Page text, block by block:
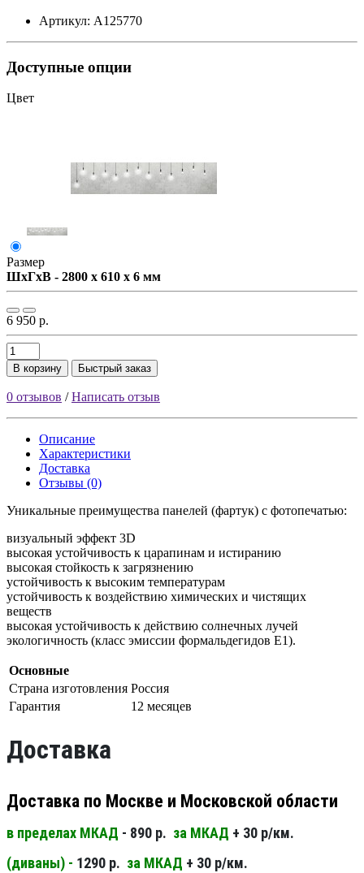
Артикул: А125770
Доступные опции
Цвет
Размер
ШxГxВ - 2800 x 610 x 6 мм
6 950 р.
В корзину Быстрый заказ
0 отзывов /Написать отзыв
Описание
Характеристики
Доставка
Отзывы (0)
Уникальные преимущества панелей (фартук) с фотопечатью:
визуальный эффект 3D
высокая устойчивость к царапинам и истиранию
высокая стойкость к загрязнению
устойчивость к высоким температурам
устойчивость к воздействию химических и чистящих
веществ
высокая устойчивость к действию солнечных лучей
экологичность (класс эмиссии формальдегидов Е1).
Основные
Страна изготовления Россия
Гарантия
12 месяцев
Доставка
Доставка по Москве и Московской области
в пределах МКАД - 890 р. за МКАД + 30 р/км.
(диваны) - 1290 р. за МКАД + 30 р/км.